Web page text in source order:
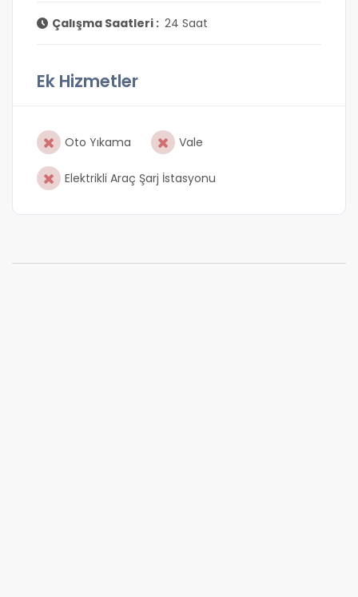
Çalışma Saatleri : 24 Saat
Ek Hizmetler
Oto Yıkama Vale
Elektrikli Araç Şarj İstasyonu